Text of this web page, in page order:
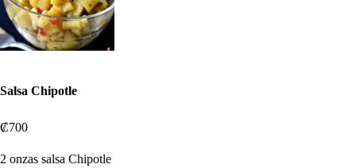
Salsa Chipotle
₡700
2 onzas salsa Chipotle